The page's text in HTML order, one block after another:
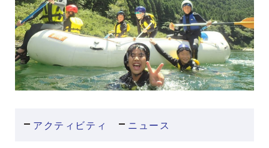
アクティビティ ニュース